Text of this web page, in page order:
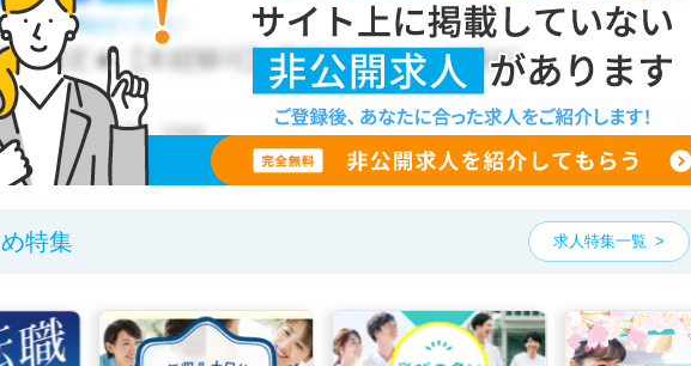
特集 求人特集一覧